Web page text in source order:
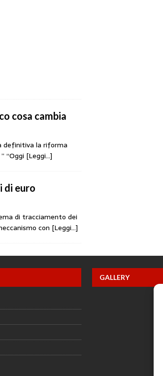
cosa cambia
definitiva la riforma
“Oggi [Leggi…]
di euro
di tracciamento dei
con [Leggi…]
GALLERY